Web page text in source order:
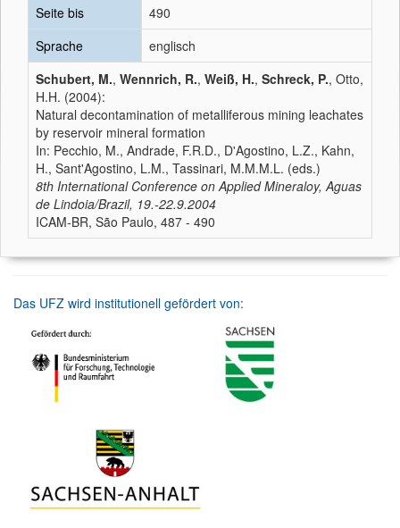
Seite bis
490
Sprache
englisch
Schubert, M., Wennrich, R., Weiß, H., Schreck, P., Otto,
H.H. (2004):
Natural decontamination of metalliferous mining leachates
by reservoir mineral formation
In: Pecchio, M., Andrade, F.R.D., D'Agostino, L.Z., Kahn,
H., Sant'Agostino, L.M., Tassinari, M.M.M.L. (eds.)
8th International Conference on Applied Mineraloy, Aguas
de Lindoia/Brazil, 19.-22.9.2004
ICAM-BR, São Paulo, 487 - 490
Das UFZ wird institutionell gefördert von: